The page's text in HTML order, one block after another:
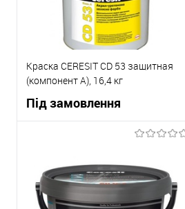
Краска CERESIT CD 53 защитная
(компонент А), 16,4 кг
Під замовлення
Купити в 1 клік
До